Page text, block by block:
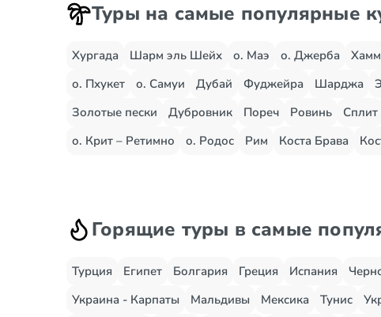
Туры на самые популярные
Хургада Шарм эль Шейх о. Маэ о. Джерба
о. Пхукет
о. Самуи Дубай Фуджейра Шарджа
Золотые пески
Дубровник Пореч Ровинь Сплит
о. Крит – Ретимно
о. Родос Рим Коста Брава
Горящие туры в самые
Турция Египет Болгария Греция Испания
Украина - Карпаты
Мальдивы Мексика Тунис